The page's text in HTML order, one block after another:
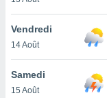
votre
Vendredi
14 Août
Samedi
15 Août